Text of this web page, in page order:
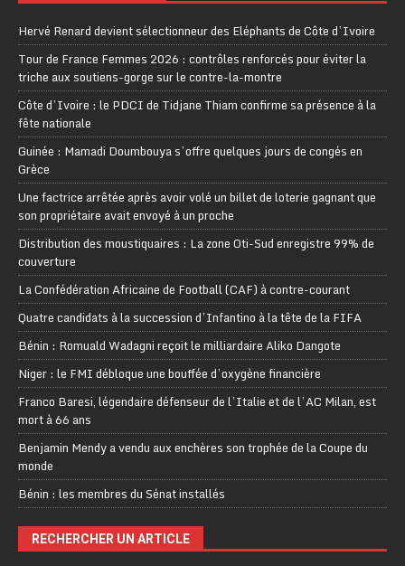
Hervé Renard devient sélectionneur des Eléphants de Côte d’Ivoire
Tour de France Femmes 2026 : contrôles renforcés pour éviter la
triche aux soutiens-gorge sur le contre-la-montre
Côte d’Ivoire : le PDCI de Tidjane Thiam confirme sa présence à la
fête nationale
Guinée : Mamadi Doumbouya s’offre quelques jours de congés en
Grèce
Une factrice arrêtée après avoir volé un billet de loterie gagnant que
son propriétaire avait envoyé à un proche
Distribution des moustiquaires : La zone Oti-Sud enregistre 99% de
couverture
La Confédération Africaine de Football (CAF) à contre-courant
Quatre candidats à la succession d’Infantino à la tête de la FIFA
Bénin : Romuald Wadagni reçoit le milliardaire Aliko Dangote
Niger : le FMI débloque une bouffée d’oxygène financière
Franco Baresi, légendaire défenseur de l’Italie et de l’AC Milan, est
mort à 66 ans
Benjamin Mendy a vendu aux enchères son trophée de la Coupe du
monde
Bénin : les membres du Sénat installés
RECHERCHER UN ARTICLE